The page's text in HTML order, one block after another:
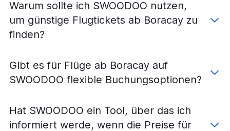
Warum sollte ich SWOODOO nutzen,
um günstige Flugtickets ab Boracay zu
finden?
Gibt es für Flüge ab Boracay auf
SWOODOO flexible Buchungsoptionen?
Hat SWOODOO ein Tool, über das ich
informiert werde, wenn die Preise für